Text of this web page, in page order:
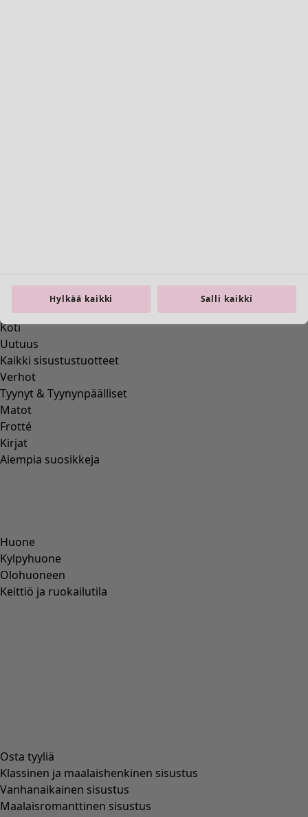
Koti
Uutuus
Kaikki sisustustuotteet
Verhot
Tyynyt & Tyynynpäälliset
Matot
Frotté
Kirjat
Aiempia suosikkeja
Huone
Kylpyhuone
Olohuoneen
Keittiö ja ruokailutila
Osta tyyliä
Klassinen ja maalaishenkinen sisustus
Vanhanaikainen sisustus
Maalaisromanttinen sisustus
Hylkää kaikki Salli kaikki